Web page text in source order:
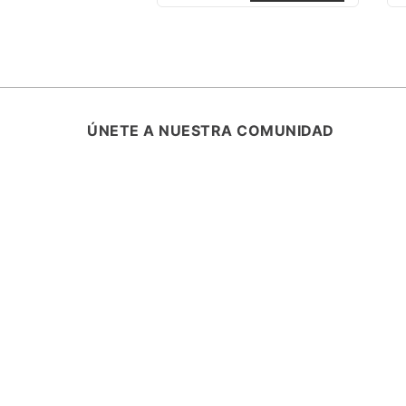
ÚNETE A NUESTRA COMUNIDAD